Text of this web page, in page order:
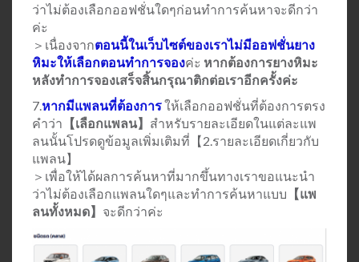
ว่าไม่ต้องเลือกออฟชั่นใดๆก่อนทำการค้นหาจะดีกว่า
ค่ะ
＞เนื่องจากตอนนี้ในเว็บไซต์ของเราไม่มีออฟชั่นยาง
หิมะให้เลือกตอนทำการจองค่ะ หากต้องการยางหิมะ
หลังทำการจองเสร็จสิ้นกรุณาติกต่อเราอีกครั้งค่ะ
7. หากมีแพลนที่ต้องการให้เลือกออฟชั่นที่ต้องการตรง
คำว่า 【เลือกแพลน】 สำหรับรายละเอียดในแต่ละแพ
ลนนั้นโปรดดูข้อมูลเพิ่มเติมที่【2.รายละเอียดเกี่ยวกับ
แพลน】
＞เพื่อให้ได้ผลการค้นหาที่มากขึ้นทางเราขอแนะนำ
ว่าไม่ต้องเลือกแพลนใดๆและทำการค้นหาแบบ 【แพ
ลนทั้งหมด】 จะดีกว่าค่ะ